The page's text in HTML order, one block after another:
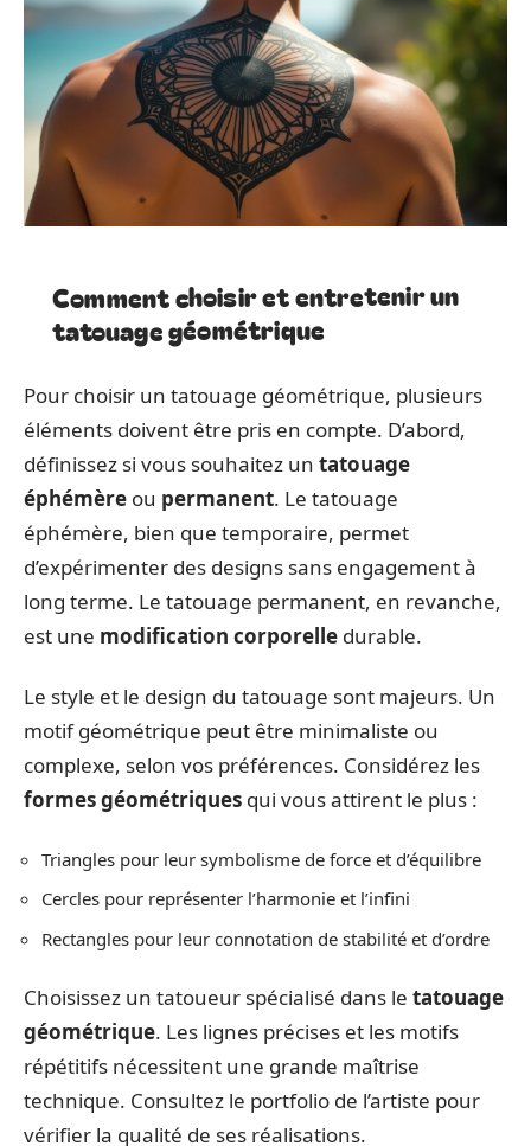
Comment choisir et entretenir un
tatouage géométrique
Pour choisir un tatouage géométrique, plusieurs
éléments doivent être pris en compte. D’abord,
définissez si vous souhaitez un tatouage
éphémère ou permanent. Le tatouage
éphémère, bien que temporaire, permet
d’expérimenter des designs sans engagement à
long terme. Le tatouage permanent, en revanche,
est une modification corporelle durable.
Le style et le design du tatouage sont majeurs. Un
motif géométrique peut être minimaliste ou
complexe, selon vos préférences. Considérez les
formes géométriques qui vous attirent le plus :
Triangles pour leur symbolisme de force et d’équilibre
Cercles pour représenter l’harmonie et l’infini
Rectangles pour leur connotation de stabilité et d’ordre
Choisissez un tatoueur spécialisé dans le tatouage
géométrique. Les lignes précises et les motifs
répétitifs nécessitent une grande maîtrise
technique. Consultez le portfolio de l’artiste pour
vérifier la qualité de ses réalisations.